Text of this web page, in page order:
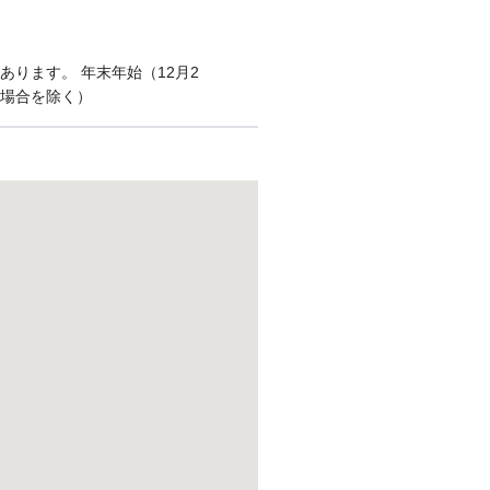
ります。 年末年始（12月2
合を除く）